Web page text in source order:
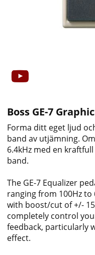
Boss GE-7
Forma ditt eget ljud
band av utjämning.
6.4kHz med en
band.
The GE-7 Equalizer
ranging from 100Hz to
with boost/cut of +/-
completely control
feedback, particularly
effect.